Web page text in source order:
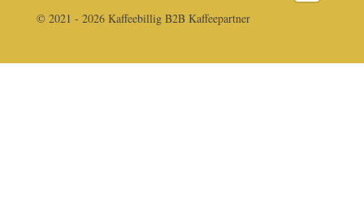
© 2021 - 2026 Kaffeebillig B2B Kaffeepartner